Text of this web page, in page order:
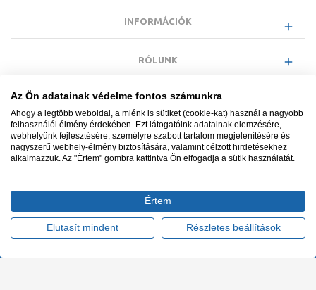
INFORMÁCIÓK
RÓLUNK
EGYÉB INFORMÁCIÓK
VÁSÁRLÓI INFORMÁCIÓK
Minden jog fenntartva. © Adatkezelés nyilvántartási száma NAIH-
Ügyfélszolgálat: +36 1 700 3500
Az Ön adatainak védelme fontos számunkra
Ahogy a legtöbb weboldal, a miénk is sütiket (cookie-kat) használ a nagyobb
felhasználói élmény érdekében. Ezt látogatóink adatainak elemzésére,
webhelyünk fejlesztésére, személyre szabott tartalom megjelenítésére és
nagyszerű webhely-élmény biztosítására, valamint célzott hirdetésekhez
alkalmazzuk. Az "Értem" gombra kattintva Ön elfogadja a sütik használatát.
Értem
Elutasít mindent Részletes beállítások